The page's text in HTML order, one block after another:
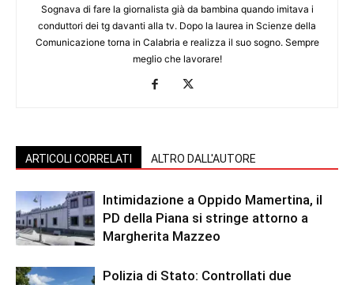
Sognava di fare la giornalista già da bambina quando imitava i
conduttori dei tg davanti alla tv. Dopo la laurea in Scienze della
Comunicazione torna in Calabria e realizza il suo sogno. Sempre
meglio che lavorare!
ARTICOLI CORRELATI ALTRO DALL'AUTORE
Intimidazione a Oppido Mamertina, il
PD della Piana si stringe attorno a
Margherita Mazzeo
Polizia di Stato: Controllati due